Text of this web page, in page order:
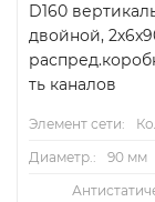
D160
двойной,
ть каналов
Элемент сети:
Диаметр.:
90 мм